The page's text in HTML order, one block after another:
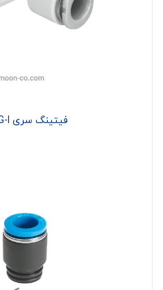
فیتینگ سری QSPKG-I فستو